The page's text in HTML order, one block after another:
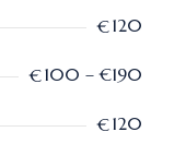
€120
€100 – €190
€120